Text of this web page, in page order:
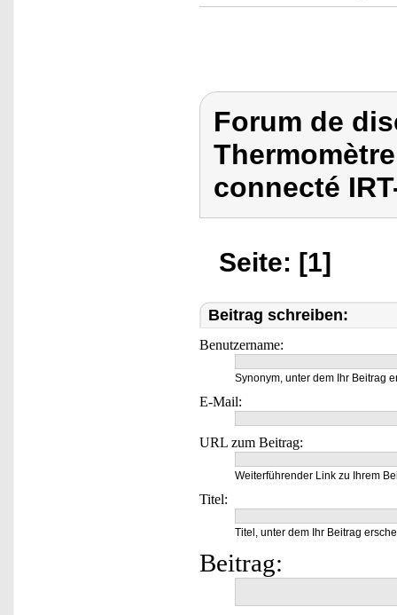
Forum de
connecté
Seite: [1]
Beitrag schreiben:
Benutzername:
Synonym, unter dem Ihr Beitrag
E-Mail:
URL zum Beitrag:
Weiterführender Link zu Ihrem
Titel:
Titel, unter dem Ihr Beitrag
Beitrag: